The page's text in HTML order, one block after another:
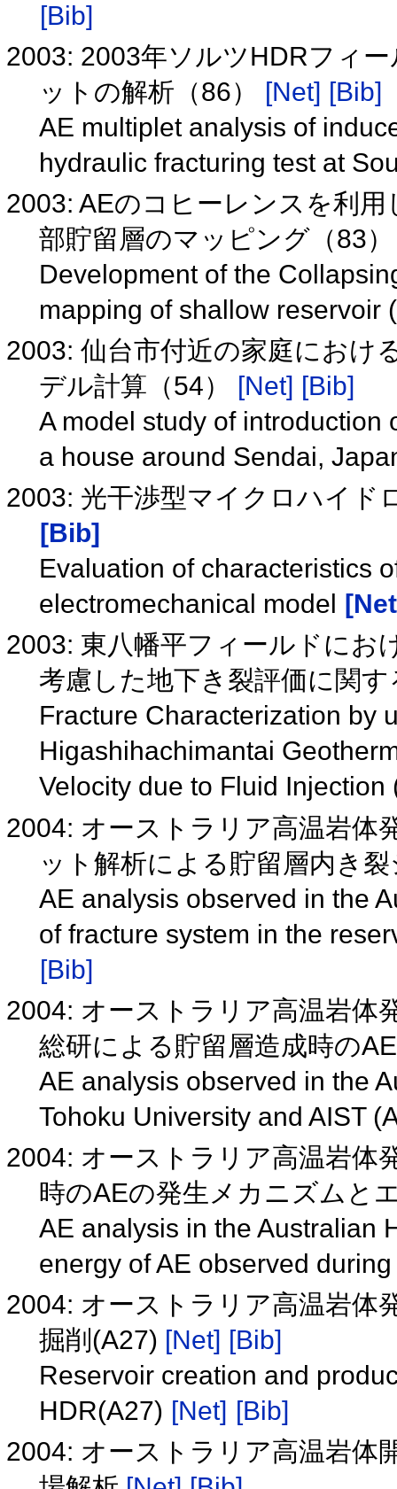
[Bib]
2003: 2003年ソルツHDRフィ
ットの解析（86）
[Net] [Bib]
AE multiplet analysis of
hydraulic fracturing test at
2003: AEのコヒーレンスを利
部貯留層のマッピング（83
Development of the
mapping of shallow reservoir
2003: 仙台市付近の家庭におけ
デル計算（54）
[Net] [Bib]
A model study of introduction
a house around Sendai,
2003: 光干渉型マイクロハイ
[Bib]
Evaluation of characteristics
electromechanical model
2003: 東八幡平フィールドにお
考慮した地下き裂評価に関
Fracture Characterization by
Higashihachimantai
Velocity due to Fluid
2004: オーストラリア高温岩体
ット解析による貯留層内き
AE analysis observed in the
of fracture system in the
[Bib]
2004: オーストラリア高温岩体
総研による貯留層造成時の
AE analysis observed in the
Tohoku University and AIST
2004: オーストラリア高温岩体
時のAEの発生メカニズムと
AE analysis in the Australian
energy of AE observed
2004: オーストラリア高温岩体
掘削(A27) [Net] [Bib]
Reservoir creation and
HDR(A27) [Net] [Bib]
2004: オーストラリア高温岩体